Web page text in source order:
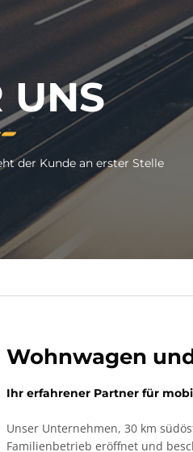
UNS
der Kunde an erster Stelle
Wohnwagen
Ihr erfahrener Partner für
Unser Unternehmen, 30 km
Familienbetrieb eröffnet und